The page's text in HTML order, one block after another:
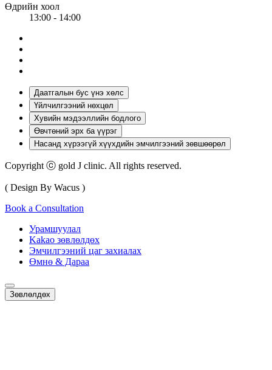
Өдрийн хоол
13:00 - 14:00
Даатгалын бус үнэ хөлс
Үйлчилгээний нөхцөл
Хувийн мэдээллийн бодлого
Өвчтөний эрх ба үүрэг
Насанд хүрээгүй хүүхдийн эмчилгээний зөвшөөрөл
Copyright ⓒ gold J clinic. All rights reserved.
( Design By Wacus )
Book a Consultation
Урамшуулал
Kakao зөвлөлдөх
Эмчилгээний цаг захиалах
Өмнө & Дараа
Зөвлөлдөх